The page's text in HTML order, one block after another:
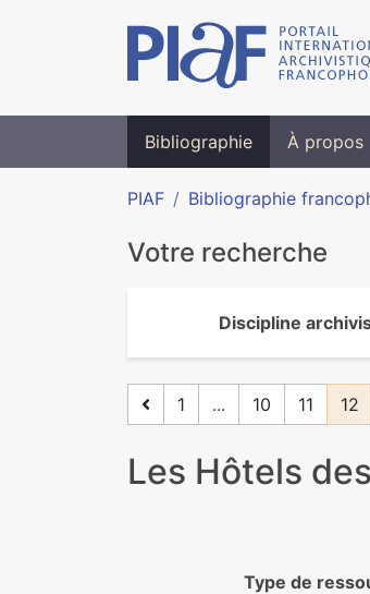
Bibliographie À propos
PIAF Bibliographie
Votre recherche
Discipline
1 ... 10 11 12
Les Hôtels
Type de